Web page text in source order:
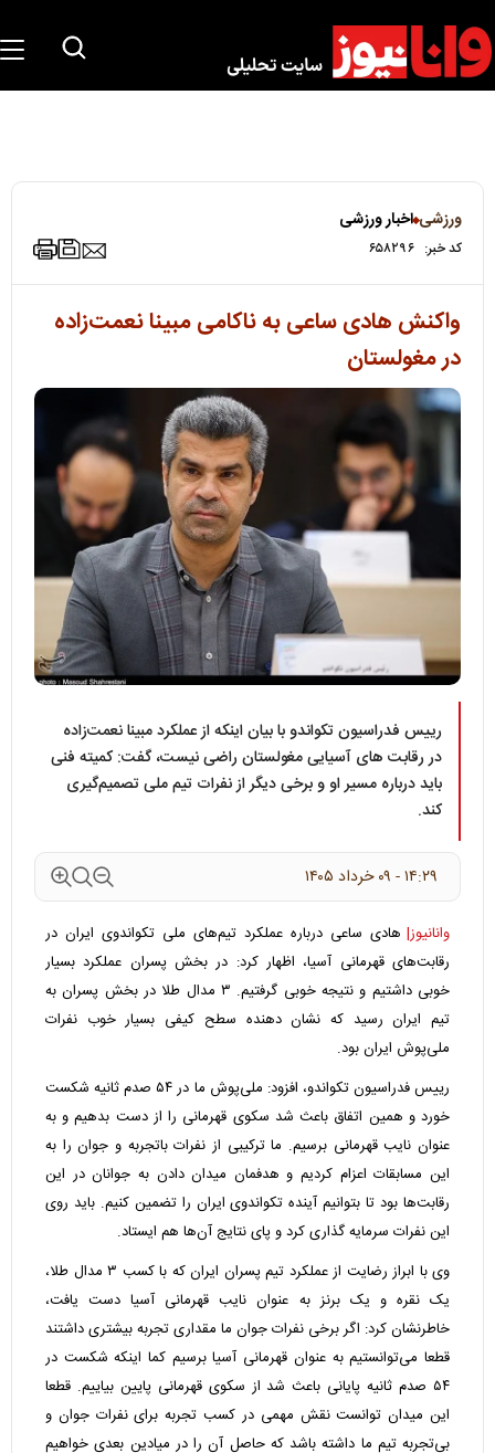
ورزشی اخبار ورزشی
کد خبر: ۶۵۸۲۹۶
واکنش هادی ساعی به ناکامی مبینا نعمت‌زاده
در مغولستان
رییس فدراسیون تکواندو با بیان اینکه از عملکرد مبینا نعمت‌زاده
در رقابت های آسیایی مغولستان راضی نیست، گفت: کمیته فنی
باید درباره مسیر او و برخی دیگر از نفرات تیم ملی تصمیم‌گیری
کند.
۱۴:۲۹ - ۰۹ خرداد ۱۴۰۵
وانانیوز| هادی ساعی درباره عملکرد تیم‌های ملی تکواندوی ایران در
رقابت‌های قهرمانی آسیا، اظهار کرد: در بخش پسران عملکرد بسیار
خوبی داشتیم و نتیجه خوبی گرفتیم. ۳ مدال طلا در بخش پسران به
تیم ایران رسید که نشان دهنده سطح کیفی بسیار خوب نفرات
ملی‌پوش ایران بود.
رییس فدراسیون تکواندو، افزود: ملی‌پوش ما در ۵۴ صدم ثانیه شکست
خورد و همین اتفاق باعث شد سکوی قهرمانی را از دست بدهیم و به
عنوان نایب قهرمانی برسیم. ما ترکیبی از نفرات باتجربه و جوان را به
این مسابقات اعزام کردیم و هدفمان میدان دادن به جوانان در این
رقابت‌ها بود تا بتوانیم آینده تکواندوی ایران را تضمین کنیم. باید روی
این نفرات سرمایه گذاری کرد و پای نتایج آن‌ها هم ایستاد.
وی با ابراز رضایت از عملکرد تیم پسران ایران که با کسب ۳ مدال طلا،
یک نقره و یک برنز به عنوان نایب قهرمانی آسیا دست یافت،
خاطرنشان کرد: اگر برخی نفرات جوان ما مقداری تجربه بیشتری داشتند
قطعا می‌توانستیم به عنوان قهرمانی آسیا برسیم کما اینکه شکست در
۵۴ صدم ثانیه پایانی باعث شد از سکوی قهرمانی پایین بیاییم. قطعا
این میدان توانست نقش مهمی در کسب تجربه برای نفرات جوان و
بی‌تجربه تیم ما داشته باشد که حاصل آن را در میادین بعدی خواهیم